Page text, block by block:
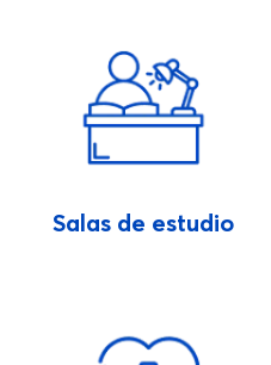
Salas de estudio